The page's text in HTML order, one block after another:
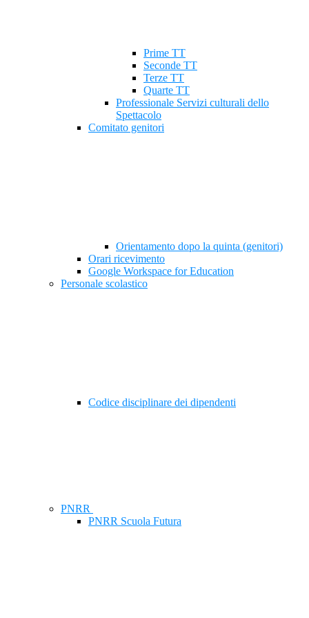
Prime TT
Seconde TT
Terze TT
Quarte TT
Professionale Servizi culturali dello
Spettacolo
Comitato genitori
Orientamento dopo la quinta (genitori)
Orari ricevimento
Google Workspace for Education
Personale scolastico
Codice disciplinare dei dipendenti
PNRR
PNRR Scuola Futura